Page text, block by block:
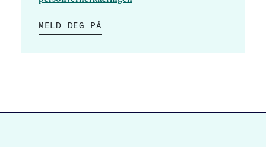
MELD DEG PÅ